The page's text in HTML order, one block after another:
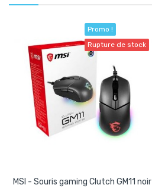
Promo !
Rupture de stock
MSI - Souris gaming Clutch GM11 noir